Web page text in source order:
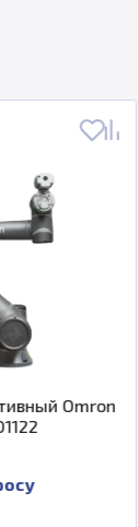
Робот